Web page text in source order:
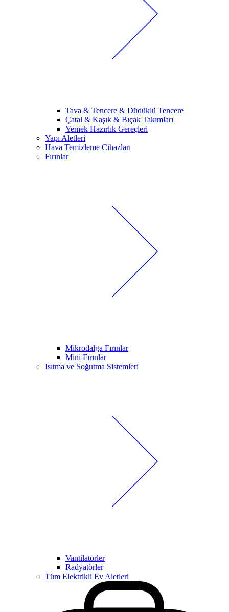
Tava & Tencere & Düdüklü Tencere
Çatal & Kaşık & Bıçak Takımları
Yemek Hazırlık Gereçleri
Yapı Aletleri
Hava Temizleme Cihazları
Fırınlar
Mikrodalga Fırınlar
Mini Fırınlar
Isıtma ve Soğutma Sistemleri
Vantilatörler
Radyatörler
Tüm Elektrikli Ev Aletleri